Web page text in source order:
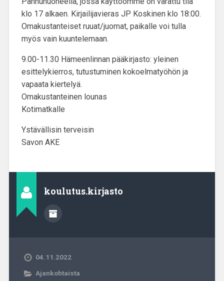
klo 17 alkaen. Kirjailijavieras JP Koskinen klo 18:00.
Omakustanteiset ruuat/juomat, paikalle voi tulla
myös vain kuuntelemaan.
9.00-11.30 Hämeenlinnan pääkirjasto: yleinen
esittelykierros, tutustuminen kokoelmatyöhön ja
vapaata kiertelyä.
Omakustanteinen lounas
Kotimatkalle
Ystävällisin terveisin
Savon AKE
koulutus.kirjasto
04.11.2022
Ajankohtaista